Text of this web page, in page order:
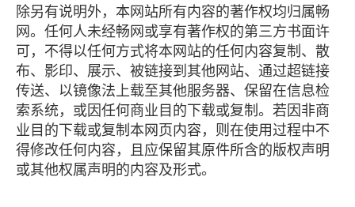
除另有说明外，本网站所有内容的著作权均归属畅
网。任何人未经畅网或享有著作权的第三方书面许
可，不得以任何方式将本网站的任何内容复制、散
布、影印、展示、被链接到其他网站、通过超链接
传送、以镜像法上载至其他服务器、保留在信息检
索系统，或因任何商业目的下载或复制。若因非商
业目的下载或复制本网页内容，则在使用过程中不
得修改任何内容，且应保留其原件所含的版权声明
或其他权属声明的内容及形式。